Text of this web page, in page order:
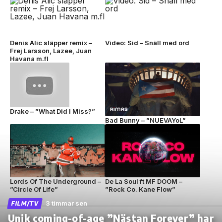
Denis Alic släpper remix –
Frej Larsson, Lazee, Juan
Havana m.fl
Video: Sid – Snäll med ord
Drake – ”What Did I Miss?”
Bad Bunny – ”NUEVAYoL”
Lords Of The Underground –
”Circle Of Life”
De La Soul ft MF DOOM –
”Rock Co. Kane Flow”
FILM/TV 3 timmar sen
Unik coming-of-age ”Nästan Forever” har